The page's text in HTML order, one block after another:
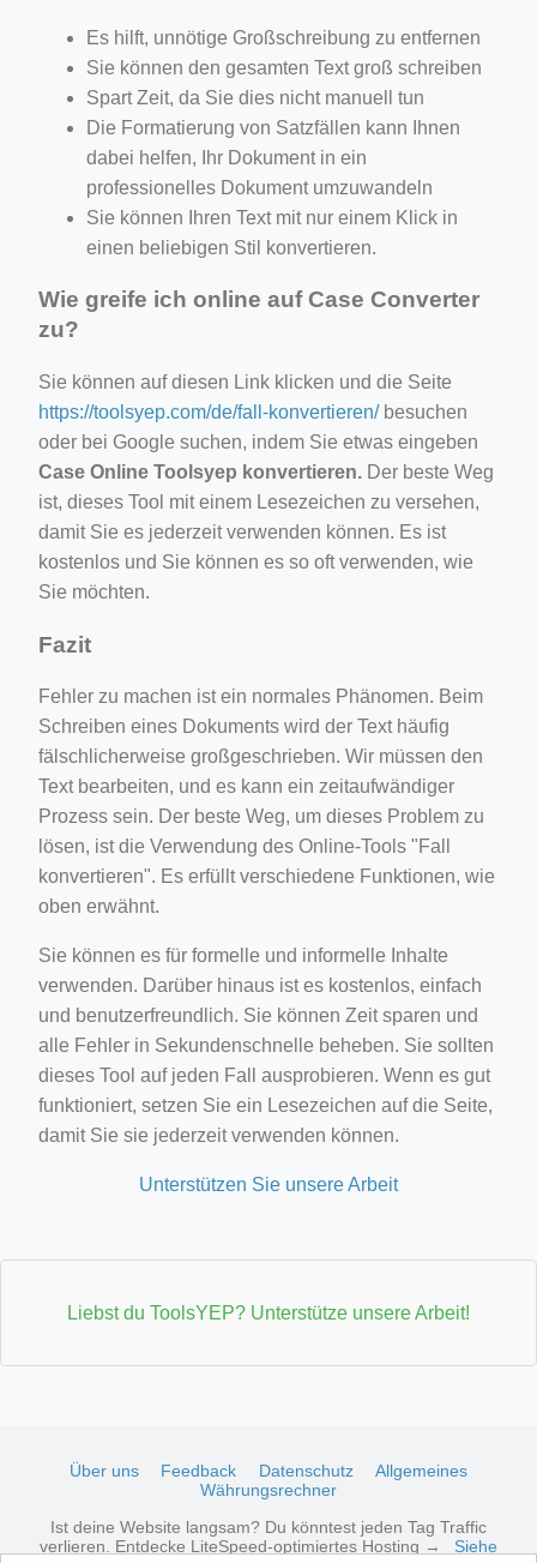
Es hilft, unnötige Großschreibung zu entfernen
Sie können den gesamten Text groß schreiben
Spart Zeit, da Sie dies nicht manuell tun
Die Formatierung von Satzfällen kann Ihnen
dabei helfen, Ihr Dokument in ein
professionelles Dokument umzuwandeln
Sie können Ihren Text mit nur einem Klick in
einen beliebigen Stil konvertieren.
Wie greife ich online auf Case Converter
zu?
Sie können auf diesen Link klicken und die Seite
https://toolsyep.com/de/fall-konvertieren/besuchen
oder bei Google suchen, indem Sie etwas eingeben
Case Online Toolsyep konvertieren. Der beste Weg
ist, dieses Tool mit einem Lesezeichen zu versehen,
damit Sie es jederzeit verwenden können. Es ist
kostenlos und Sie können es so oft verwenden, wie
Sie möchten.
Fazit
Fehler zu machen ist ein normales Phänomen. Beim
Schreiben eines Dokuments wird der Text häufig
fälschlicherweise großgeschrieben. Wir müssen den
Text bearbeiten, und es kann ein zeitaufwändiger
Prozess sein. Der beste Weg, um dieses Problem zu
lösen, ist die Verwendung des Online-Tools "Fall
konvertieren". Es erfüllt verschiedene Funktionen, wie
oben erwähnt.
Sie können es für formelle und informelle Inhalte
verwenden. Darüber hinaus ist es kostenlos, einfach
und benutzerfreundlich. Sie können Zeit sparen und
alle Fehler in Sekundenschnelle beheben. Sie sollten
dieses Tool auf jeden Fall ausprobieren. Wenn es gut
funktioniert, setzen Sie ein Lesezeichen auf die Seite,
damit Sie sie jederzeit verwenden können.
Unterstützen Sie unsere Arbeit
Liebst du ToolsYEP? Unterstütze unsere Arbeit!
Über uns Feedback Datenschutz
Allgemeines
Währungsrechner
Ist deine Website langsam? Du könntest jeden Tag Traffic
verlieren. Entdecke LiteSpeed-optimiertes Hosting →
Siehe